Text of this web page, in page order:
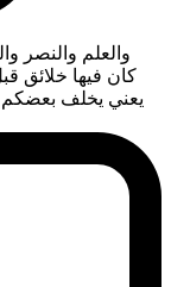
والعلم والنصر
كان فيها خلائق
يعني يخلف بعضكم